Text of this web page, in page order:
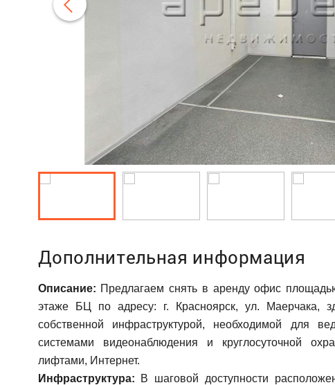
Дополнительная информация
Описание: Предлагаем снять в аренду офис
этаже БЦ по адресу: г. Красноярск, ул. Маерчака,
собственной инфраструктурой, необходимой для
системами видеонаблюдения и круглосуточной
лифтами, Интернет.
Инфраструктура: В шаговой доступности